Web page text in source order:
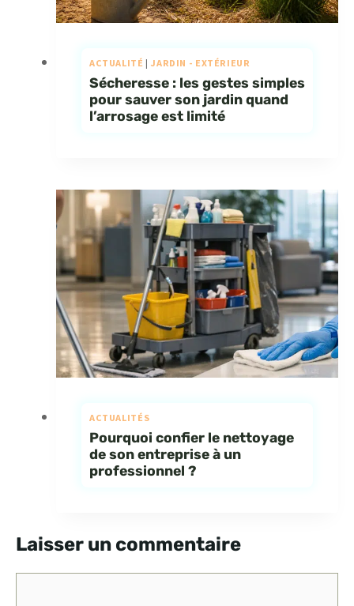
ACTUALITÉ | JARDIN - EXTÉRIEUR
Sécheresse : les gestes simples
pour sauver son jardin quand
l’arrosage est limité
ACTUALITÉS
Pourquoi confier le nettoyage
de son entreprise à un
professionnel ?
Laisser un commentaire